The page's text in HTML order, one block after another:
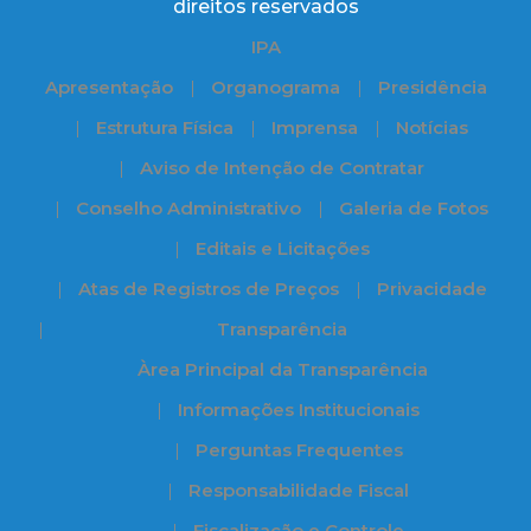
direitos reservados
IPA
Apresentação
Organograma
Presidência
Estrutura Física
Imprensa
Notícias
Aviso de Intenção de Contratar
Conselho Administrativo
Galeria de Fotos
Editais e Licitações
Atas de Registros de Preços
Privacidade
Transparência
Àrea Principal da Transparência
Informações Institucionais
Perguntas Frequentes
Responsabilidade Fiscal